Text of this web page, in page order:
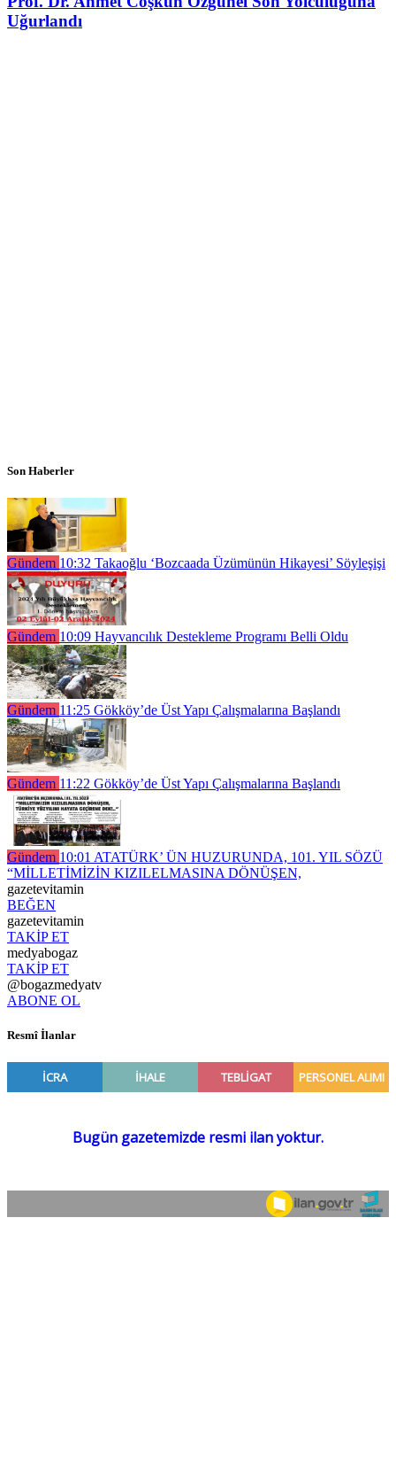
Uğurlandı
Son Haberler
Gündem 10:32 Takaoğlu ‘Bozcaada Üzümünün Hikayesi’ Söyleşişi
Gündem 10:09 Hayvancılık Destekleme Programı Belli Oldu
Gündem 11:25 Gökköy’de Üst Yapı Çalışmalarına Başlandı
Gündem 11:22 Gökköy’de Üst Yapı Çalışmalarına Başlandı
Gündem 10:01 ATATÜRK’ ÜN HUZURUNDA, 101. YIL SÖZÜ
“MİLLETİMİZİN KIZILELMASINA DÖNÜŞEN,
gazetevitamin
BEĞEN
gazetevitamin
TAKİP ET
medyabogaz
TAKİP ET
@bogazmedyatv
ABONE OL
Resmî İlanlar